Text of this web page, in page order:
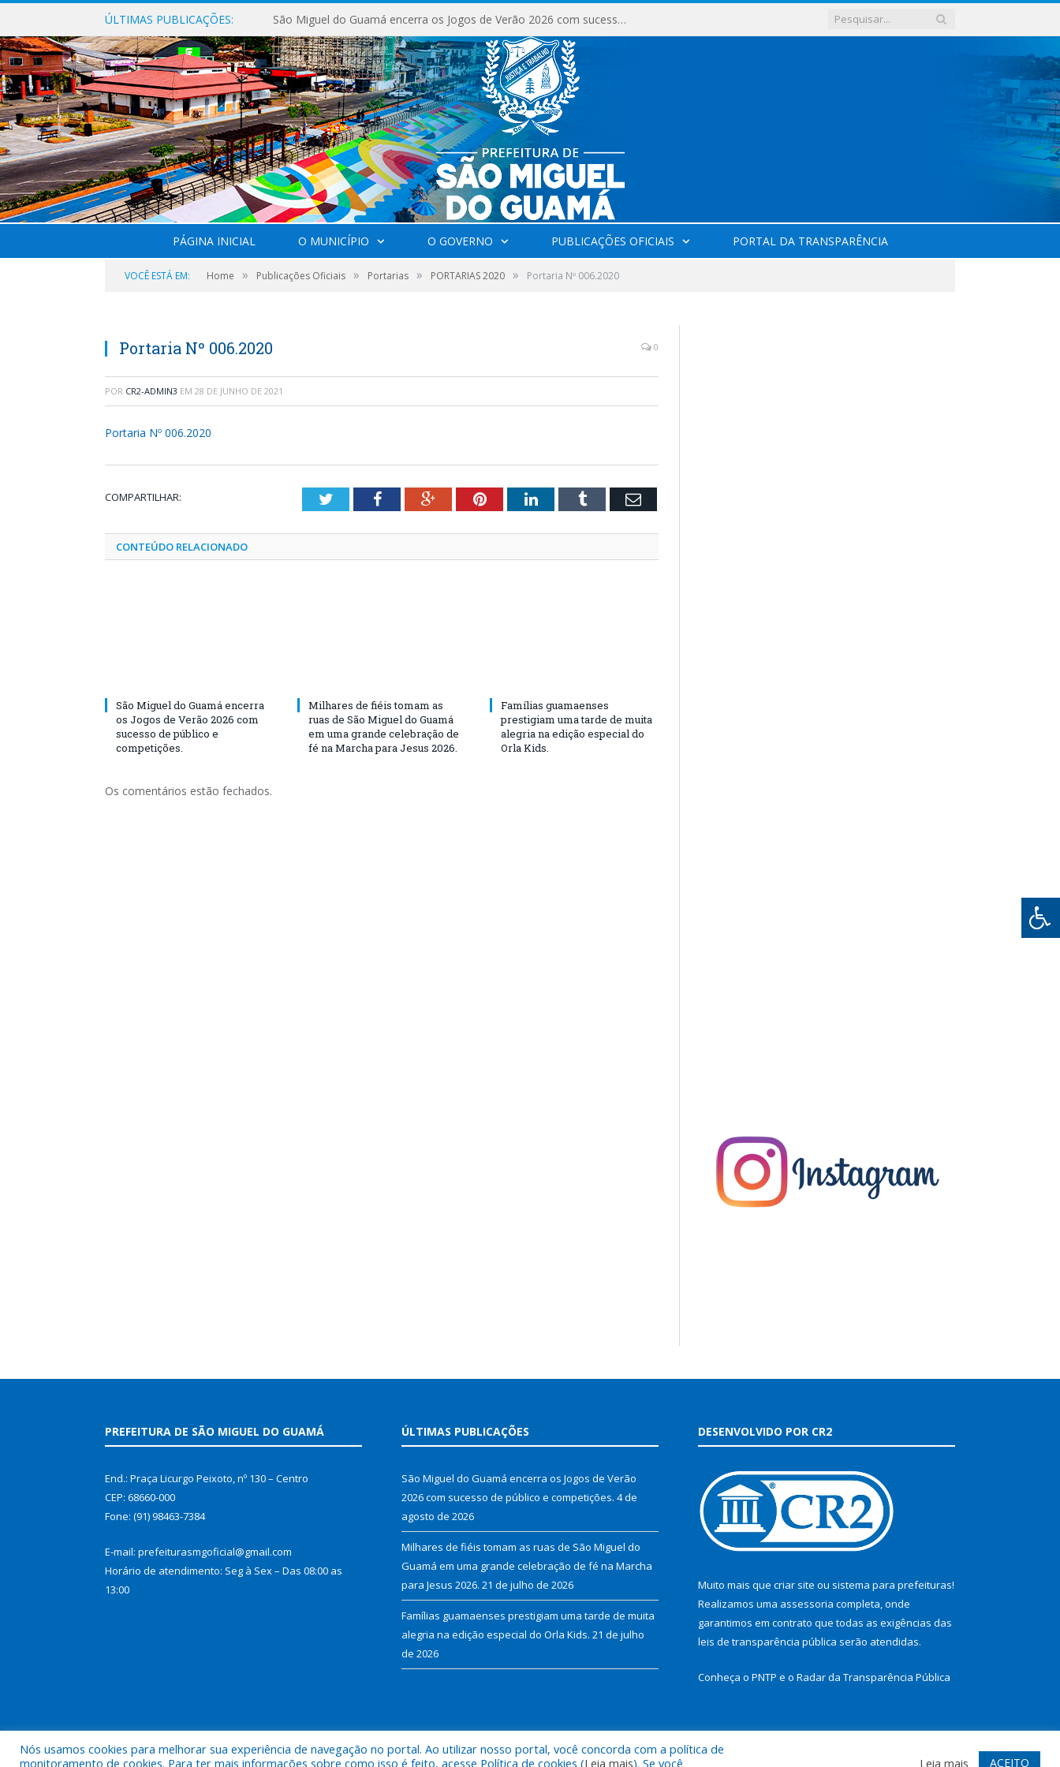
ÚLTIMAS PUBLICAÇÕES: São Miguel do Guamá encerra os Jogos de Verão 2026 com sucesso de público e competições.
PÁGINA INICIAL O MUNICÍPIO O GOVERNO PUBLICAÇÕES OFICIAIS PORTAL DA TRANSPARÊNCIA
VOCÊ ESTÁ EM: Home » Publicações Oficiais » Portarias » PORTARIAS 2020 » Portaria Nº 006.2020
Portaria Nº 006.2020 0
POR CR2-ADMIN3 EM 28 DE JUNHO DE 2021
Portaria Nº 006.2020
COMPARTILHAR: TwitterFacebookGoogle+PinterestLinkedInTumblr Email
CONTEÚDO RELACIONADO
São Miguel do Guamá encerra
os Jogos de Verão 2026 com
sucesso de público e
competições.
Milhares de fiéis tomam as
ruas de São Miguel do Guamá
em uma grande celebração de
fé na Marcha para Jesus 2026.
Famílias guamaenses
prestigiam uma tarde de muita
alegria na edição especial do
Orla Kids.
Os comentários estão fechados.
PREFEITURA DE SÃO MIGUEL DO GUAMÁ
End.: Praça Licurgo Peixoto, nº 130 – Centro
CEP: 68660-000
Fone: (91) 98463-7384
E-mail: prefeiturasmgoficial@gmail.com
Horário de atendimento: Seg à Sex – Das 08:00 as
13:00
ÚLTIMAS PUBLICAÇÕES
São Miguel do Guamá encerra os Jogos de Verão
2026 com sucesso de público e competições. 4 de
agosto de 2026
Milhares de fiéis tomam as ruas de São Miguel do
Guamá em uma grande celebração de fé na Marcha
para Jesus 2026. 21 de julho de 2026
Famílias guamaenses prestigiam uma tarde de muita
alegria na edição especial do Orla Kids. 21 de julho
de 2026
DESENVOLVIDO POR CR2
Muito mais que criar site ou sistema para prefeituras!
Realizamos uma assessoria completa, onde
garantimos em contrato que todas as exigências das
leis de transparência pública serão atendidas.
Conheça o PNTP e o Radar da Transparência Pública
Todos os direitos reservados a Prefeitura Municipal de São Miguel do Guamá. Mapa do Site Acessar Webmail
Nós usamos cookies para melhorar sua experiência de navegação no portal. Ao utilizar nosso portal, você concorda com a política de
monitoramento de cookies. Para ter mais informações sobre como isso é feito, acesse Política de cookies (Leia mais). Se você Leia mais ACEITO